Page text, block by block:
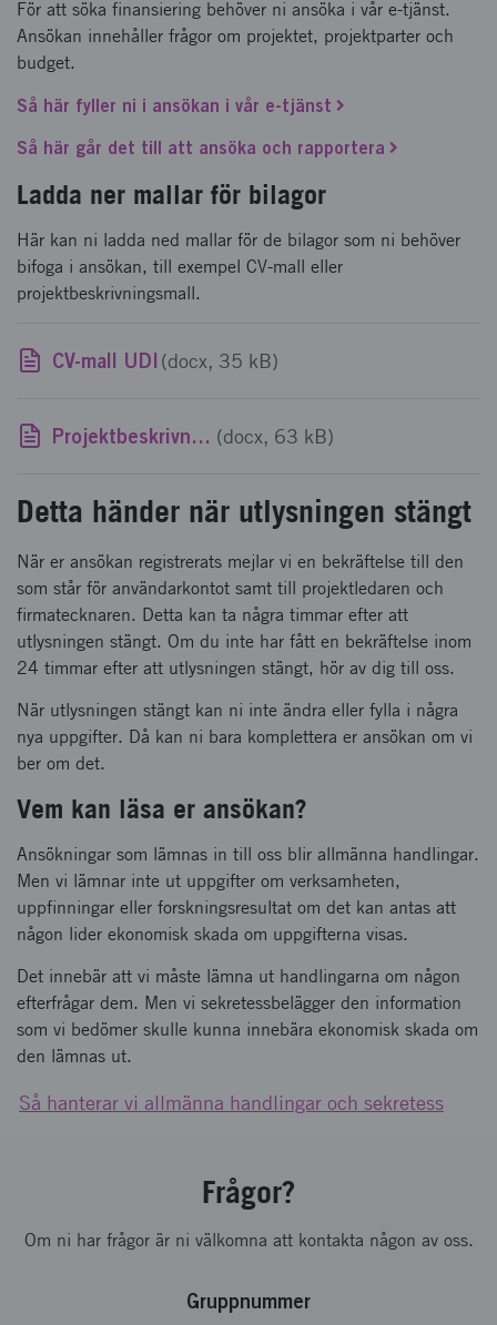
För att söka finansiering behöver ni ansöka i vår e-tjänst.
Ansökan innehåller frågor om projektet, projektparter och
budget.
Så här fyller ni i ansökan i vår e-tjänst
Så här går det till att ansöka och rapportera
Ladda ner mallar för bilagor
Här kan ni ladda ned mallar för de bilagor som ni behöver
bifoga i ansökan, till exempel CV-mall eller
projektbeskrivningsmall.
CV-mall UDI (docx, 35 kB)
Projektbeskrivningsmall UDI steg 3 vt 2022 (docx, 63 kB)
Detta händer när utlysningen stängt
När er ansökan registrerats mejlar vi en bekräftelse till den
som står för användarkontot samt till projektledaren och
firmatecknaren. Detta kan ta några timmar efter att
utlysningen stängt. Om du inte har fått en bekräftelse inom
24 timmar efter att utlysningen stängt, hör av dig till oss.
När utlysningen stängt kan ni inte ändra eller fylla i några
nya uppgifter. Då kan ni bara komplettera er ansökan om vi
ber om det.
Vem kan läsa er ansökan?
Ansökningar som lämnas in till oss blir allmänna handlingar.
Men vi lämnar inte ut uppgifter om verksamheten,
uppfinningar eller forskningsresultat om det kan antas att
någon lider ekonomisk skada om uppgifterna visas.
Det innebär att vi måste lämna ut handlingarna om någon
efterfrågar dem. Men vi sekretessbelägger den information
som vi bedömer skulle kunna innebära ekonomisk skada om
den lämnas ut.
Så hanterar vi allmänna handlingar och sekretess
Frågor?
Om ni har frågor är ni välkomna att kontakta någon av oss.
Gruppnummer